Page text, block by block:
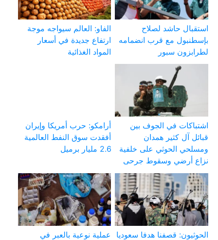
استقبال حاشد لصلاح
بإسطنبول مع قرب انضمامه
لطرابزون سبور
الفاو: العالم سيواجه موجة
ارتفاع جديدة في أسعار
المواد الغذائية
اشتباكات في الجوف بين
قبائل آل كثير همدان
ومسلحي الحوثي على خلفية
نزاع أرضي وسقوط جرحى
أرامكو: حرب أمريكا وإيران
أفقدت سوق النفط العالمية
2.6 مليار برميل
الحوثيون: قصفنا هدفا سعوديا
عملية نوعية بالعبر في